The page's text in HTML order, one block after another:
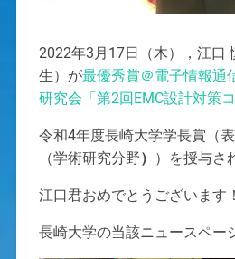
2022年3月17日（木），江口
生）が最優秀賞＠電子情報通
研究会「第2回EMC設計対策コ
令和4年度長崎大学学長賞（
（学術研究分野） ）を授与さ
江口君おめでとうございます！
長崎大学の当該ニュースペー